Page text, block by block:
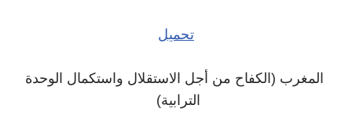
تحميل
المغرب (الكفاح من أجل الاستقلال واستكمال الوحدة
الترابية)